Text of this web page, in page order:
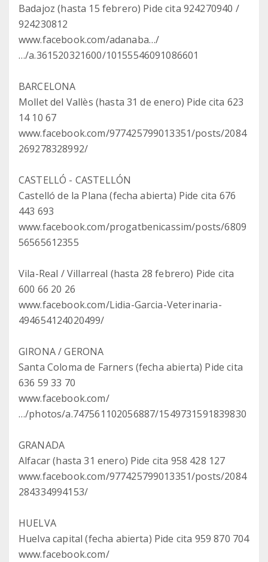
Badajoz (hasta 15 febrero) Pide cita 924270940 /
924230812
www.facebook.com/adanaba…/
…/a.361520321600/10155546091086601
BARCELONA
Mollet del Vallès (hasta 31 de enero) Pide cita 623
14 10 67
www.facebook.com/977425799013351/posts/2084
269278328992/
CASTELLÓ - CASTELLÓN
Castelló de la Plana (fecha abierta) Pide cita 676
443 693
www.facebook.com/progatbenicassim/posts/6809
56565612355
Vila-Real / Villarreal (hasta 28 febrero) Pide cita
600 66 20 26
www.facebook.com/Lidia-Garcia-Veterinaria-
494654124020499/
GIRONA / GERONA
Santa Coloma de Farners (fecha abierta) Pide cita
636 59 33 70
www.facebook.com/
…/photos/a.747561102056887/1549731591839830
GRANADA
Alfacar (hasta 31 enero) Pide cita 958 428 127
www.facebook.com/977425799013351/posts/2084
284334994153/
HUELVA
Huelva capital (fecha abierta) Pide cita 959 870 704
www.facebook.com/